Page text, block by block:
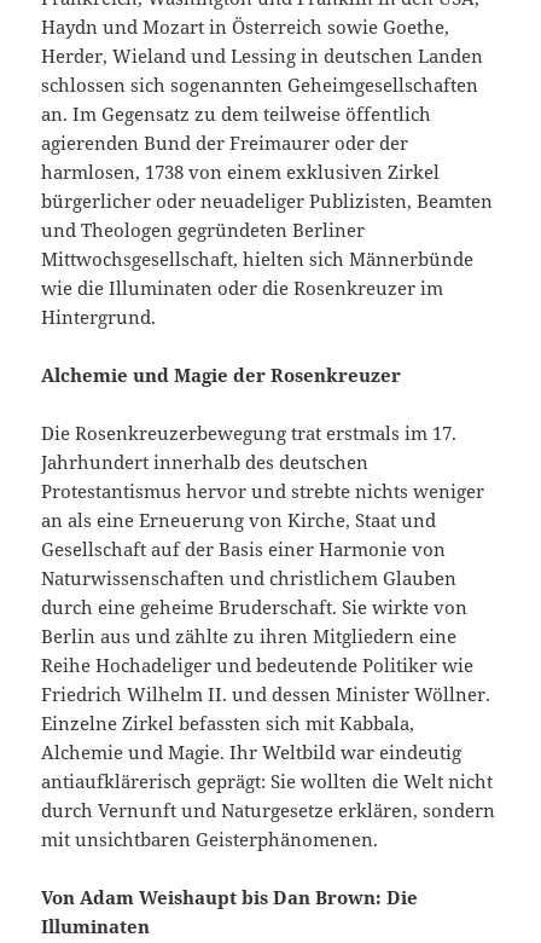
Haydn und Mozart in Österreich sowie Goethe,
Herder, Wieland und Lessing in deutschen Landen
schlossen sich sogenannten Geheimgesellschaften
an. Im Gegensatz zu dem teilweise öffentlich
agierenden Bund der Freimaurer oder der
harmlosen, 1738 von einem exklusiven Zirkel
bürgerlicher oder neuadeliger Publizisten, Beamten
und Theologen gegründeten Berliner
Mittwochsgesellschaft, hielten sich Männerbünde
wie die Illuminaten oder die Rosenkreuzer im
Hintergrund.
Alchemie und Magie der Rosenkreuzer
Die Rosenkreuzerbewegung trat erstmals im 17.
Jahrhundert innerhalb des deutschen
Protestantismus hervor und strebte nichts weniger
an als eine Erneuerung von Kirche, Staat und
Gesellschaft auf der Basis einer Harmonie von
Naturwissenschaften und christlichem Glauben
durch eine geheime Bruderschaft. Sie wirkte von
Berlin aus und zählte zu ihren Mitgliedern eine
Reihe Hochadeliger und bedeutende Politiker wie
Friedrich Wilhelm II. und dessen Minister Wöllner.
Einzelne Zirkel befassten sich mit Kabbala,
Alchemie und Magie. Ihr Weltbild war eindeutig
antiaufklärerisch geprägt: Sie wollten die Welt nicht
durch Vernunft und Naturgesetze erklären, sondern
mit unsichtbaren Geisterphänomenen.
Von Adam Weishaupt bis Dan Brown: Die
Illuminaten